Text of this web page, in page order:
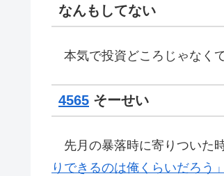
なんもしてない
本気で投資どころじゃなく
4565 そーせい
先月の暴落時に寄りついた
りできるのは俺くらいだろう」